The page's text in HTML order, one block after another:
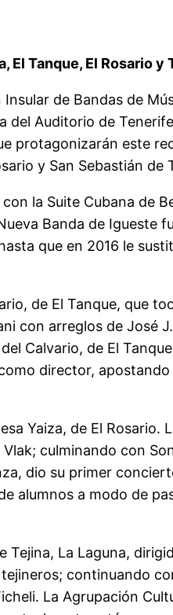
Tanque, El Rosario y
de Bandas de
Auditorio de
protagonizarán este
y San Sebastián de
la Suite Cubana de
Banda de Igueste
que en 2016 le
de El Tanque, que
con arreglos de José
Calvario, de El
director,
Yaiza, de El Rosario.
culminando con
dio su primer
alumnos a modo de
La Laguna,
continuando
La Agrupación